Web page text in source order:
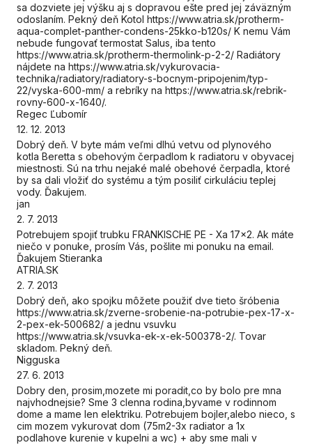
sa dozviete jej výšku aj s dopravou ešte pred jej záväzným
odoslaním. Pekný deň Kotol https://www.atria.sk/protherm-
aqua-complet-panther-condens-25kko-b120s/ K nemu Vám
nebude fungovať termostat Salus, iba tento
https://www.atria.sk/protherm-thermolink-p-2-2/ Radiátory
nájdete na https://www.atria.sk/vykurovacia-
technika/radiatory/radiatory-s-bocnym-pripojenim/typ-
22/vyska-600-mm/ a rebríky na https://www.atria.sk/rebrik-
rovny-600-x-1640/.
Regec Ľubomír
12. 12. 2013
Dobrý deň. V byte mám veľmi dlhú vetvu od plynového
kotla Beretta s obehovým čerpadlom k radiatoru v obyvacej
miestnosti. Sú na trhu nejaké malé obehové čerpadla, ktoré
by sa dali vložiť do systému a tým posiliť cirkuláciu teplej
vody. Ďakujem.
jan
2. 7. 2013
Potrebujem spojiť trubku FRANKISCHE PE - Xa 17x2. Ak máte
niečo v ponuke, prosím Vás, pošlite mi ponuku na email.
Ďakujem Stieranka
ATRIA.SK
2. 7. 2013
Dobrý deň, ako spojku môžete použiť dve tieto šróbenia
https://www.atria.sk/zverne-srobenie-na-potrubie-pex-17-x-
2-pex-ek-500682/ a jednu vsuvku
https://www.atria.sk/vsuvka-ek-x-ek-500378-2/. Tovar
skladom. Pekný deň.
Nigguska
27. 6. 2013
Dobry den, prosim,mozete mi poradit,co by bolo pre mna
najvhodnejsie? Sme 3 clenna rodina,byvame v rodinnom
dome a mame len elektriku. Potrebujem bojler,alebo nieco, s
cim mozem vykurovat dom (75m2-3x radiator a 1x
podlahove kurenie v kupelni a wc) + aby sme mali v